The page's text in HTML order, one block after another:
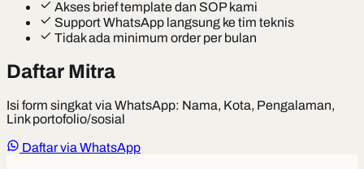
Akses brief template dan SOP kami
Support WhatsApp langsung ke tim teknis
Tidak ada minimum order per bulan
Daftar Mitra
Isi form singkat via WhatsApp: Nama, Kota, Pengalaman,
Link portofolio/sosial
Daftar via WhatsApp